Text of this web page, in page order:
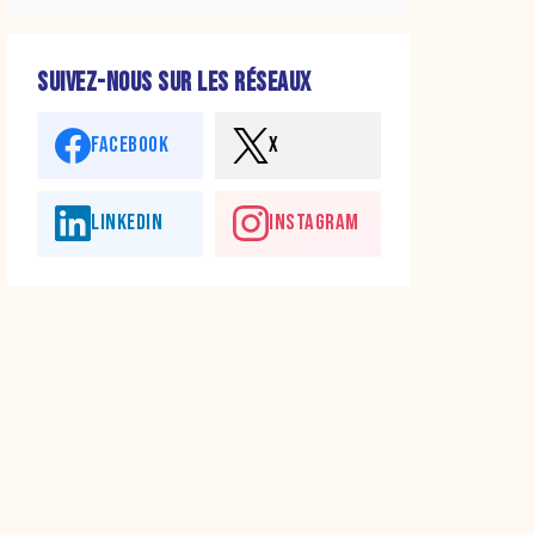
SUIVEZ-NOUS SUR LES RÉSEAUX
FACEBOOK X
LINKEDIN INSTAGRAM